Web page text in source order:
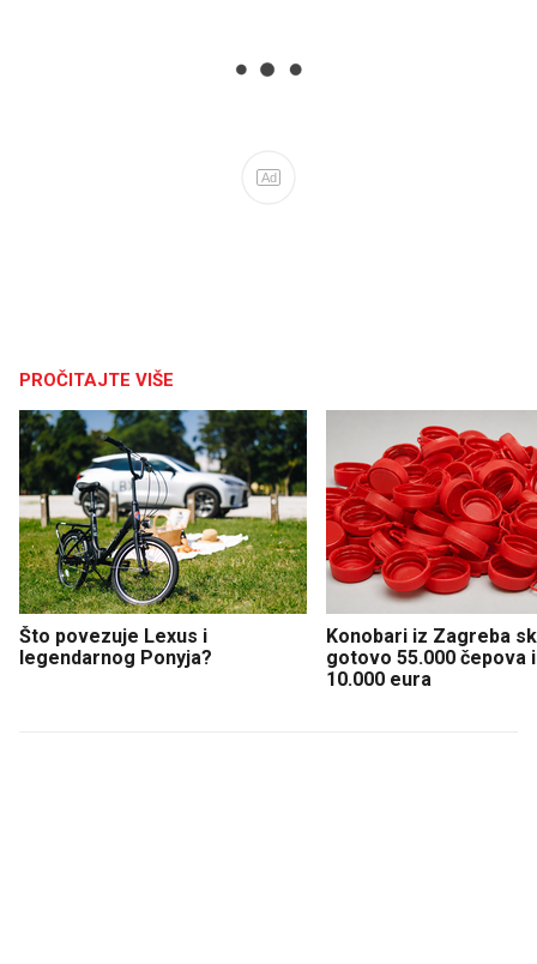
Ad
PROČITAJTE VIŠE
Što povezuje Lexus i
legendarnog Ponyja?
Konobari iz Zagreba
gotovo 55.000 čepova
10.000 eura